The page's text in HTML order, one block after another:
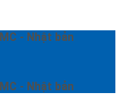
- Nhật bản
- Nhật bản